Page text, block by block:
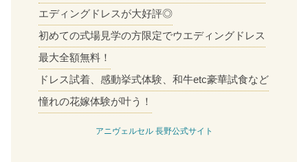
エディングドレスが大好評◎
初めての式場見学の方限定でウエディングドレス
最大全額無料！
ドレス試着、感動挙式体験、和牛etc豪華試食など
憧れの花嫁体験が叶う！
アニヴェルセル 長野公式サイト